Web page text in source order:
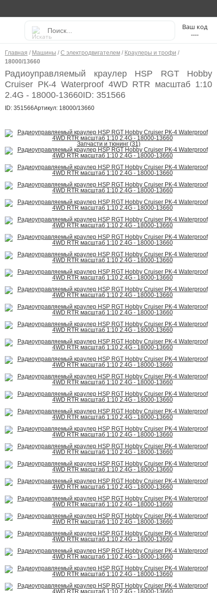
----
Главная / Машины / С электродвигателем / Краулеры и трофи /
18000/13660
Радиоуправляемый краулер HSP RGT Hobby
Cruiser РК-4 Waterproof 4WD RTR масштаб 1:10
2.4G - 18000-13660ID: 351566
ID: 351566Артикул: 18000/13660
Запчасти и тюнинг (31)